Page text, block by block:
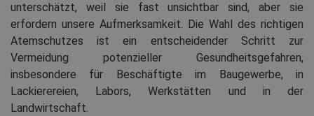
unterschätzt, weil sie fast unsichtbar sind, aber sie
erfordern unsere Aufmerksamkeit. Die Wahl des richtigen
Atemschutzes ist ein entscheidender Schritt zur
Vermeidung potenzieller Gesundheitsgefahren,
insbesondere für Beschäftigte im Baugewerbe, in
Lackierereien, Labors, Werkstätten und in der
Landwirtschaft.